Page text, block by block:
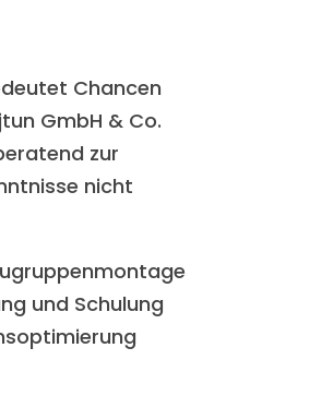
Chancen
GmbH & Co.
zur
nicht
und Schulung